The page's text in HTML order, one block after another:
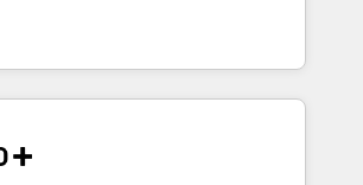
実行する組織への移行を設計・実装。
等をHubSpotと連携させ、役割定義・
装・定着までPMOとして主導。「設
Our unified ecosystem
divisions Globalia (AI &
Success Media (Paid Media),
official home for all three brands. 🔄
powered by Globalia’s